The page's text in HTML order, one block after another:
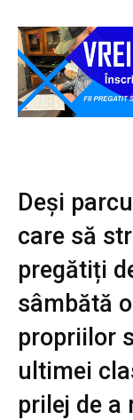
Deși
care să
pregătiți
sâmbătă
propriilor
ultimei
prilej de